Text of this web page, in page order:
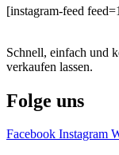
[instagram-feed
Schnell, einfach und
verkaufen lassen.
Folge uns
Facebook Instagram